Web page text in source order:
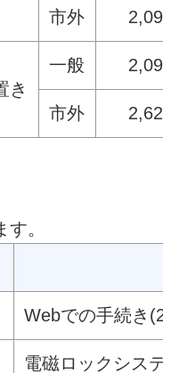
市外 2,090
き
一般 2,090
市外 2,620
。
Webでの手続き
電磁ロックシステ